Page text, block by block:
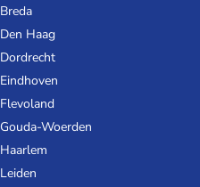
Breda
Den Haag
Dordrecht
Eindhoven
Flevoland
Gouda-Woerden
Haarlem
Leiden